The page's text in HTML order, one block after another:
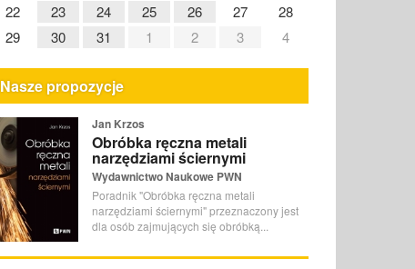
22
23 24 25 26 27
28
29
30 31 1 2 3 4
Nasze propozycje
Jan Krzos
Obróbka ręczna metali
narzędziami ściernymi
Wydawnictwo Naukowe PWN
Poradnik "Obróbka ręczna metali
narzędziami ściernymi" przeznaczony jest
dla osób zajmujących się obróbką...